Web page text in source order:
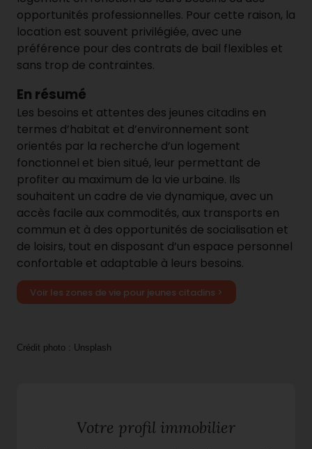
opportunités professionnelles. Pour cette raison, la
location est souvent privilégiée, avec une
préférence pour des contrats de bail flexibles et
sans trop de contraintes.
En résumé
Les besoins et attentes des jeunes citadins en
termes d’habitat et d’environnement sont
orientés par la recherche d’un logement
fonctionnel et bien situé, leur permettant de
profiter au maximum de la vie urbaine. Ils
souhaitent un cadre de vie dynamique, avec un
accès facile aux commodités, aux transports en
commun et à des opportunités de socialisation et
de loisirs, tout en disposant d’un espace personnel
confortable et adaptable à leurs besoins.
Voir les zones de vie pour jeunes citadins >
Crédit photo : Unsplash
Votre profil immobilier